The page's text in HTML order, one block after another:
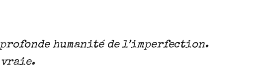
humanité de l’imperfection.
vraie.